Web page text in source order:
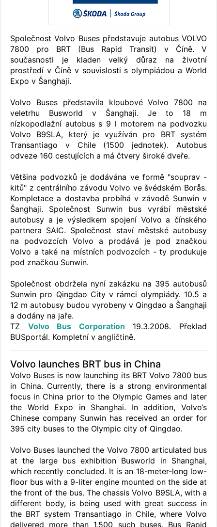
Společnost Volvo Buses představuje autobus VOLVO
7800 pro BRT (Bus Rapid Transit) v Číně. V
současnosti je kladen velký důraz na životní
prostředí v Číně v souvislosti s olympiádou a World
Expo v Šanghaji.
Volvo Buses představila kloubové Volvo 7800 na
veletrhu Busworld v Šanghaji. Je to 18 m
nízkopodlažní autobus s 9 l motorem na podvozku
Volvo B9SLA, který je využíván pro BRT systém
Transantiago v Chile (1500 jednotek). Autobus
odveze 160 cestujících a má čtvery široké dveře.
Většina podvozků je dodávána ve formě "souprav -
kitů" z centrálního závodu Volvo ve švédském Borås.
Kompletace a dostavba probíhá v závodě Sunwin v
Šanghaji. Společnost Sunwin bus vyrábí městské
autobusy a je výsledkem spojení Volvo a čínského
partnera SAIC. Společnost staví městské autobusy
na podvozcích Volvo a prodává je pod značkou
Volvo a také na místních podvozcích - ty produkuje
pod značkou Sunwin.
Společnost obdržela nyní zakázku na 395 autobusů
Sunwin pro Qingdao City v rámci olympiády. 10.5 a
12 m autobusy budou vyrobeny v Qingdao a Šanghaji
a dodány na jaře.
TZ Volvo Bus Corporation 19.3.2008. Překlad
BUSportál. Kompletní v angličtině.
Volvo launches BRT bus in China
Volvo Buses is now launching its BRT Volvo 7800 bus
in China. Currently, there is a strong environmental
focus in China prior to the Olympic Games and later
the World Expo in Shanghai. In addition, Volvo’s
Chinese company Sunwin has received an order for
395 city buses to the Olympic city of Qingdao.
Volvo Buses launched the Volvo 7800 articulated bus
at the large bus exhibition Busworld in Shanghai,
which recently concluded. It is an 18-meter-long low-
floor bus with a 9-liter engine mounted on the side at
the front of the bus. The chassis Volvo B9SLA, with a
different body, is being used with great success in
the BRT system Transantiago in Chile, where Volvo
delivered more than 1,500 such buses. Bus Rapid